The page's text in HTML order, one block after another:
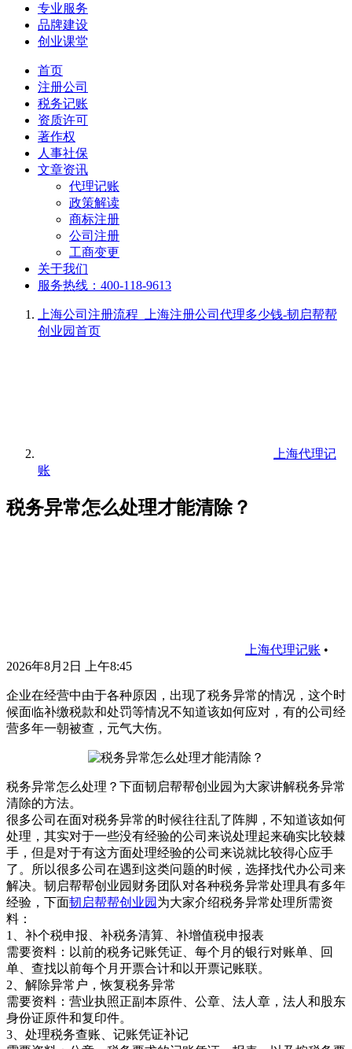
专业服务
品牌建设
创业课堂
首页
注册公司
税务记账
资质许可
著作权
人事社保
文章资讯
代理记账
政策解读
商标注册
公司注册
工商变更
关于我们
服务热线：400-118-9613
上海公司注册流程_上海注册公司代理多少钱-韧启帮帮
创业园首页
上海代理记
账
税务异常怎么处理才能清除？
上海代理记账 •
2026年8月2日 上午8:45
企业在经营中由于各种原因，出现了税务异常的情况，这个时
候面临补缴税款和处罚等情况不知道该如何应对，有的公司经
营多年一朝被查，元气大伤。
税务异常怎么处理？下面韧启帮帮创业园为大家讲解税务异常
清除的方法。
很多公司在面对税务异常的时候往往乱了阵脚，不知道该如何
处理，其实对于一些没有经验的公司来说处理起来确实比较棘
手，但是对于有这方面处理经验的公司来说就比较得心应手
了。所以很多公司在遇到这类问题的时候，选择找代办公司来
解决。韧启帮帮创业园财务团队对各种税务异常处理具有多年
经验，下面韧启帮帮创业园 为大家介绍税务异常处理所需资
料：
1、补个税申报、补税务清算、补增值税申报表
需要资料：以前的税务记账凭证、每个月的银行对账单、回
单、查找以前每个月开票合计和以开票记账联。
2、解除异常户，恢复税务异常
需要资料：营业执照正副本原件、公章、法人章，法人和股东
身份证原件和复印件。
3、处理税务查账、记账凭证补记